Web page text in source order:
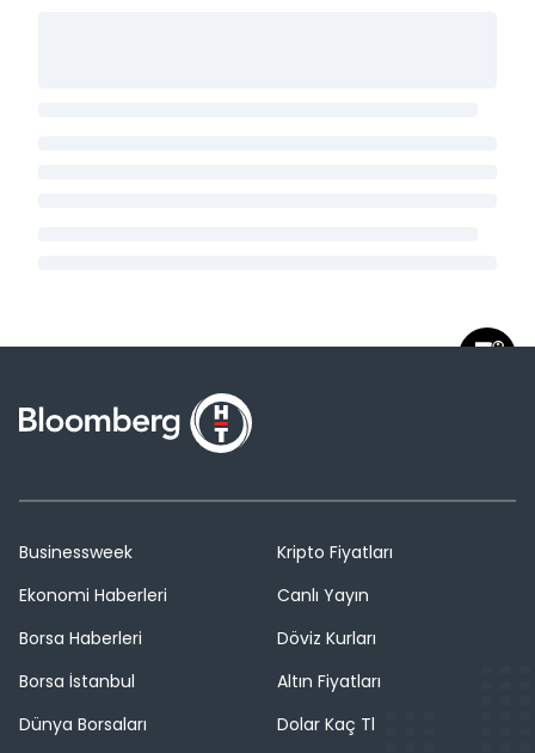
Businessweek
Ekonomi Haberleri
Borsa Haberleri
Borsa İstanbul
Dünya Borsaları
Kripto Fiyatları
Canlı Yayın
Döviz Kurları
Altın Fiyatları
Dolar Kaç Tl